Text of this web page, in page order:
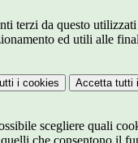
terzi da questo
ed utili alle
i cookies Accetta tutti
scegliere quali
che consentono il